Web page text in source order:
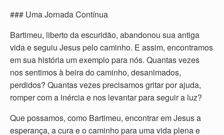
### Uma Jornada Contínua
Bartimeu, liberto da escuridão, abandonou sua antiga
vida e seguiu Jesus pelo caminho. E assim, encontramos
em sua história um exemplo para nós. Quantas vezes
nos sentimos à beira do caminho, desanimados,
perdidos? Quantas vezes precisamos gritar por ajuda,
romper com a inércia e nos levantar para seguir a luz?
Que possamos, como Bartimeu, encontrar em Jesus a
esperança, a cura e o caminho para uma vida plena e